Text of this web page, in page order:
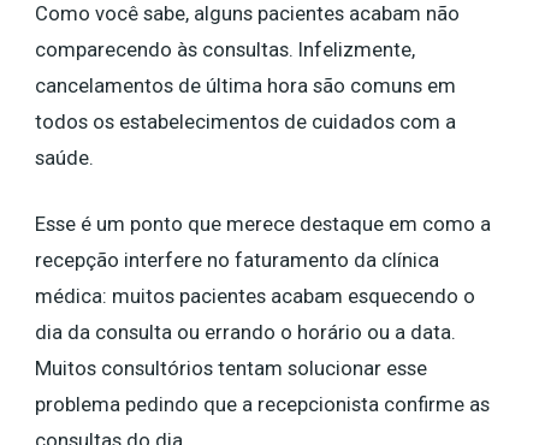
Como você sabe, alguns pacientes acabam não
comparecendo às consultas. Infelizmente,
cancelamentos de última hora são comuns em
todos os estabelecimentos de cuidados com a
saúde.
Esse é um ponto que merece destaque em como a
recepção interfere no faturamento da clínica
médica: muitos pacientes acabam esquecendo o
dia da consulta ou errando o horário ou a data.
Muitos consultórios tentam solucionar esse
problema pedindo que a recepcionista confirme as
consultas do dia.